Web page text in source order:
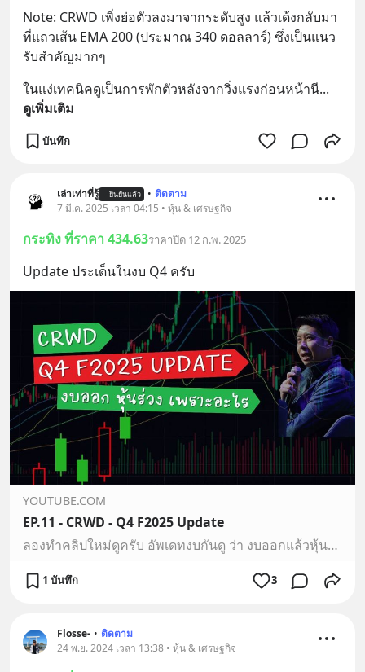
Note: CRWD เพิ่งย่อตัวลงมาจากระดับสูง แล้วเด้งกลับมา
ที่แถวเส้น EMA 200 (ประมาณ 340 ดอลลาร์) ซึ่งเป็นแนว
รับสำคัญมากๆ
ในแง่เทคนิคดูเป็นการพักตัวหลังจากวิ่งแรงก่อนหน้านี...
ดูเพิ่มเติม
บันทึก
เล่าเท่าที่รู้ ยืนยันแล้ว • ติดตาม
7 มี.ค. 2025 เวลา 04:15 • หุ้น & เศรษฐกิจ
กระทิง ที่ราคา 434.63ราคาปิด 12 ก.พ. 2025
Update ประเด็นในงบ Q4 ครับ
YOUTUBE.COM
EP.11 - CRWD - Q4 F2025 Update
ลองทำคลิปใหม่ดูครับ อัพเดทงบกันดู ว่า งบออกแล้วหุ้นลง ประเด็นสำคัญคืออะไรผิดถูกอย่าว่ากันนะครับ ถือว่าเเลกเปลี่ยนความเห็นกันได้ครับถ้าชอบแบบนี้ก็บอกนะครับ ถ้…
1 บันทึก 3
Flosse- • ติดตาม
24 พ.ย. 2024 เวลา 13:38 • หุ้น & เศรษฐกิจ